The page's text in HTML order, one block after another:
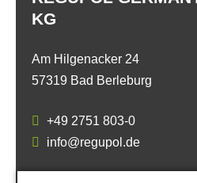
KG
Am Hilgenacker 24
57319 Bad Berleburg
+49 2751 803-0
info@regupol.de